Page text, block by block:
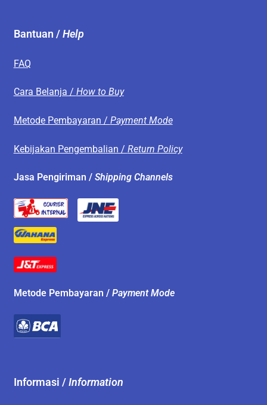
Bantuan /Help
FAQ
Cara Belanja / How to Buy
Metode Pembayaran / Payment Mode
Kebijakan Pengembalian / Return Policy
Jasa Pengiriman / Shipping Channels
Metode Pembayaran / Payment Mode
Informasi /Information